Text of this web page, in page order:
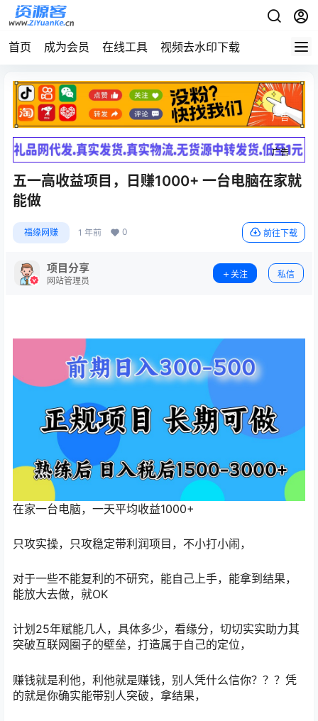
首页 成为会员 在线工具 视频去水印下载
广告
广告
五一高收益项目，日赚1000+ 一台电脑在家就
能做
福缘网赚 1 年前 0 前往下载
项目分享
网站管理员
关注 私信
在家一台电脑，一天平均收益1000+
只攻实操，只攻稳定带利润项目，不小打小闹，
对于一些不能复利的不研究，能自己上手，能拿到结果，
能放大去做，就OK
计划25年赋能几人，具体多少，看缘分，切切实实助力其
突破互联网圈子的壁垒，打造属于自己的定位，
赚钱就是利他，利他就是赚钱，别人凭什么信你？？？凭
的就是你确实能带别人突破，拿结果，